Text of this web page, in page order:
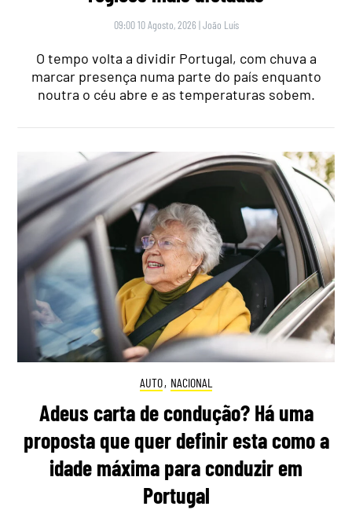
09:00 10 Agosto, 2026 |João Luís
O tempo volta a dividir Portugal, com chuva a
marcar presença numa parte do país enquanto
noutra o céu abre e as temperaturas sobem.
AUTO, NACIONAL
Adeus carta de condução? Há uma
proposta que quer definir esta como a
idade máxima para conduzir em
Portugal